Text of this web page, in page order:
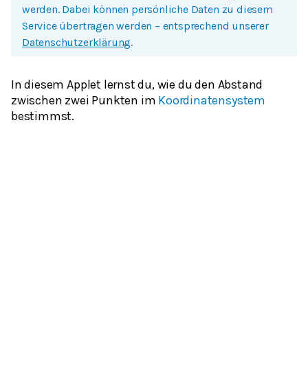
werden. Dabei können persönliche Daten zu diesem
Service übertragen werden – entsprechend unserer
Datenschutzerklärung.
In diesem Applet lernst du, wie du den Abstand
zwischen zwei Punkten im Koordinatensystem
bestimmst.